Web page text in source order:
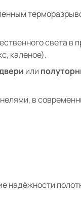
света в
каленое).
или
в
надёжности